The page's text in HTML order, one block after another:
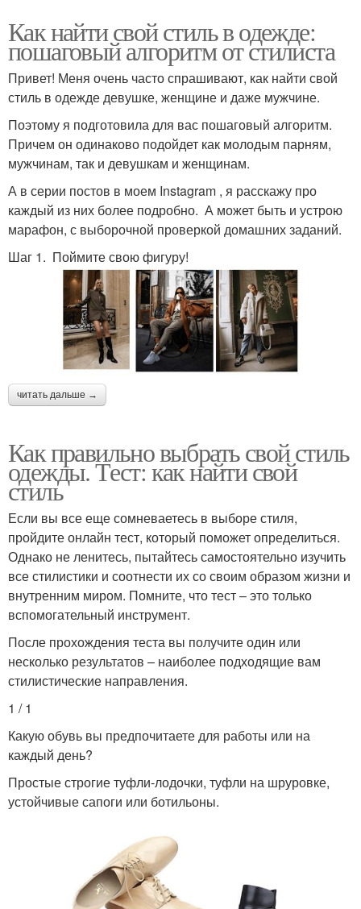
Как найти свой стиль в одежде:
пошаговый алгоритм от стилиста
Привет! Меня очень часто спрашивают, как найти свой
стиль в одежде девушке, женщине и даже мужчине.
Поэтому я подготовила для вас пошаговый алгоритм.
Причем он одинаково подойдет как молодым парням,
мужчинам, так и девушкам и женщинам.
А в серии постов в моем Instagram , я расскажу про
каждый из них более подробно. А может быть и устрою
марафон, с выборочной проверкой домашних заданий.
Шаг 1. Поймите свою фигуру!
читать дальше →
Как правильно выбрать свой стиль
одежды. Тест: как найти свой
стиль
Если вы все еще сомневаетесь в выборе стиля,
пройдите онлайн тест, который поможет определиться.
Однако не ленитесь, пытайтесь самостоятельно изучить
все стилистики и соотнести их со своим образом жизни и
внутренним миром. Помните, что тест – это только
вспомогательный инструмент.
После прохождения теста вы получите один или
несколько результатов – наиболее подходящие вам
стилистические направления.
1 / 1
Какую обувь вы предпочитаете для работы или на
каждый день?
Простые строгие туфли-лодочки, туфли на шруровке,
устойчивые сапоги или ботильоны.